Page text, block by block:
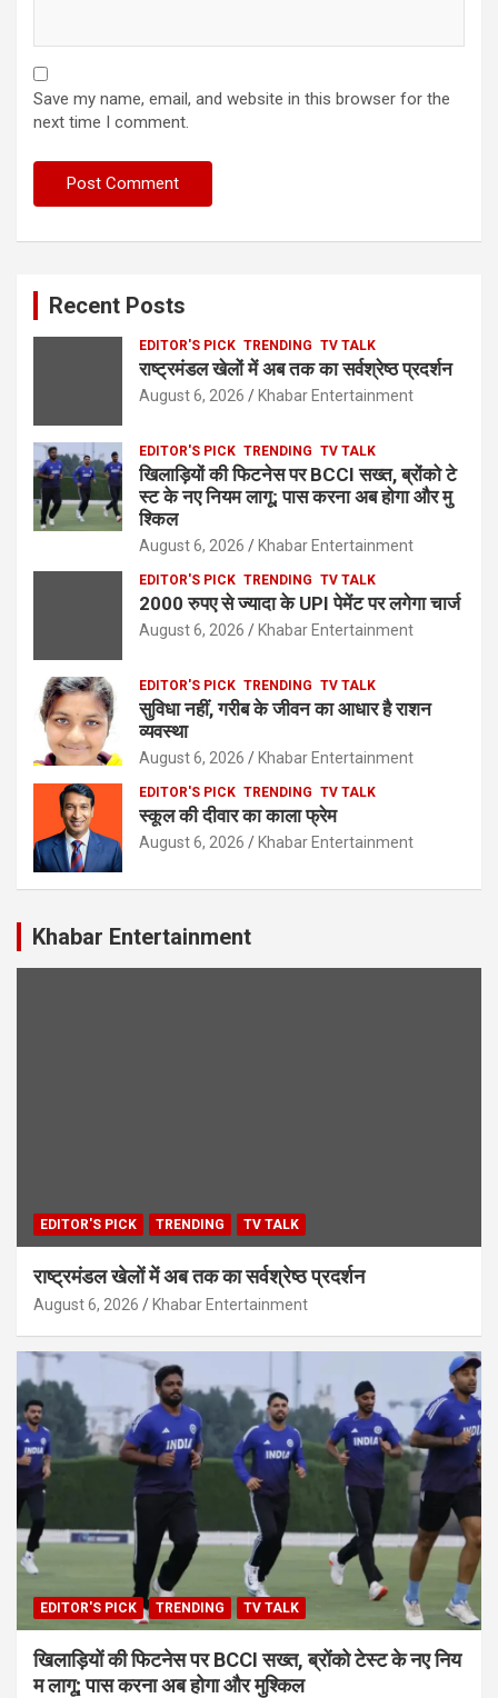
Save my name, email, and website in this browser for the
next time I comment.
Recent Posts
EDITOR'S PICK TRENDING TV TALK
राष्ट्रमंडल खेलों में अब तक का सर्वश्रेष्ठ प्रदर्शन
August 6, 2026 Khabar Entertainment
EDITOR'S PICK TRENDING TV TALK
खिलाड़ियों की फिटनेस पर BCCI सख्त, ब्रोंको टे
स्ट के नए नियम लागू; पास करना अब होगा और मु
श्किल
August 6, 2026 Khabar Entertainment
EDITOR'S PICK TRENDING TV TALK
2000 रुपए से ज्यादा के UPI पेमेंट पर लगेगा चार्ज
August 6, 2026 Khabar Entertainment
EDITOR'S PICK TRENDING TV TALK
सुविधा नहीं, गरीब के जीवन का आधार है राशन
व्यवस्था
August 6, 2026 Khabar Entertainment
EDITOR'S PICK TRENDING TV TALK
स्कूल की दीवार का काला फ्रेम
August 6, 2026 Khabar Entertainment
Khabar Entertainment
EDITOR'S PICK TRENDING TV TALK
राष्ट्रमंडल खेलों में अब तक का सर्वश्रेष्ठ प्रदर्शन
August 6, 2026 Khabar Entertainment
EDITOR'S PICK TRENDING TV TALK
खिलाड़ियों की फिटनेस पर BCCI सख्त, ब्रोंको टेस्ट के नए निय
म लागू; पास करना अब होगा और मुश्किल